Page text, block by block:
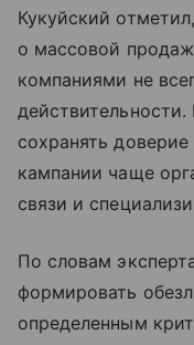
Кукуйский
о массовой
компаниями не
сохранять
кампании чаще
связи и
По словам
формировать
определенным